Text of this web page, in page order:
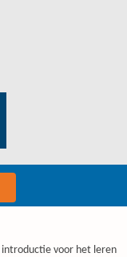
introductie voor het leren